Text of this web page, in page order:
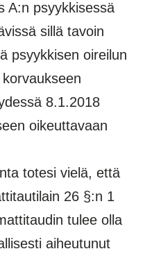
A:n psyykkisessä
sillä tavoin
psyykkisen oireilun
8.1.2018
oikeuttavaan
totesi vielä, että
26 §:n 1
tulee olla
aiheutunut